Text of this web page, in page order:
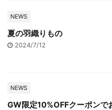
NEWS
夏の羽織りもの
2024/7/12
NEWS
GW限定10%OFFクーポンで